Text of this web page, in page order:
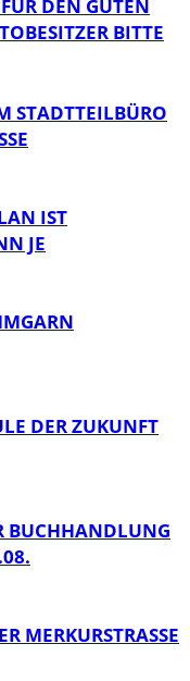
DEN GUTEN
BITTE
STADTTEILBÜRO
IST
JE
DER ZUKUNFT
BUCHHANDLUNG
MERKURSTRASSE